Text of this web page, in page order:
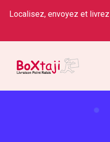
Localisez, envoyez et